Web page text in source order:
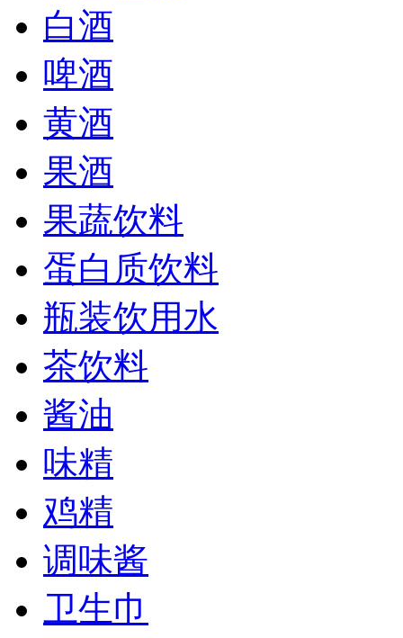
白酒
啤酒
黄酒
果酒
果蔬饮料
蛋白质饮料
瓶装饮用水
茶饮料
酱油
味精
鸡精
调味酱
卫生巾